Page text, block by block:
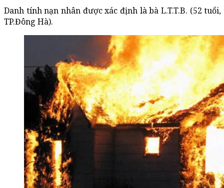
Danh tính nạn nhân được xác định là bà L.T.T.B. (52
TP.Đông Hà).